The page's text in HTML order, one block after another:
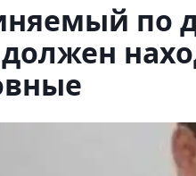
по
должен